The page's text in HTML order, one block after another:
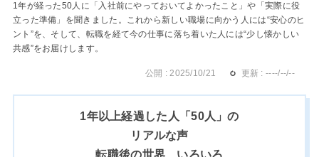
1年が経った50人に「入社前にやっておいてよかったこと」や「実際に役
立った準備」を聞きました。これから新しい職場に向かう人には“安心のヒ
ント”を、そして、転職を経て今の仕事に落ち着いた人には“少し懐かしい
共感”をお届けします。
公開 : 2025/10/21 更新 : ----/--/--
1年以上経過した人「50人」の
リアルな声
転職後の世界、いろいろ